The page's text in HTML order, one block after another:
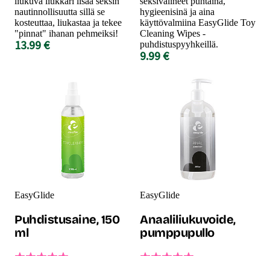
nautinnollisuutta sillä se
kosteuttaa, liukastaa ja tekee
"pinnat" ihanan pehmeiksi!
13.99 €
hygieenisinä ja aina
käyttövalmiina EasyGlide Toy
Cleaning Wipes -
puhdistuspyyhkeillä.
9.99 €
EasyGlide
Puhdistusaine, 150
ml
EasyGlide
Anaaliliukuvoide,
pumppupullo